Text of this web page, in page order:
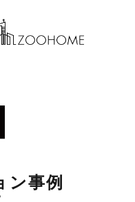
ン事例